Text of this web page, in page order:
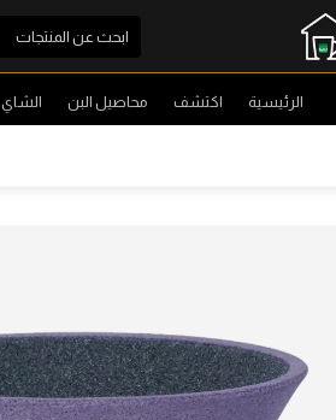
الرئيسية اكتشف محاصيل البن الشاي